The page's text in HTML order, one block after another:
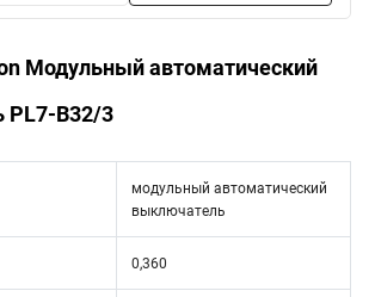
Модульный автоматический
PL7-B32/3
модульный автоматический
выключатель
0,360